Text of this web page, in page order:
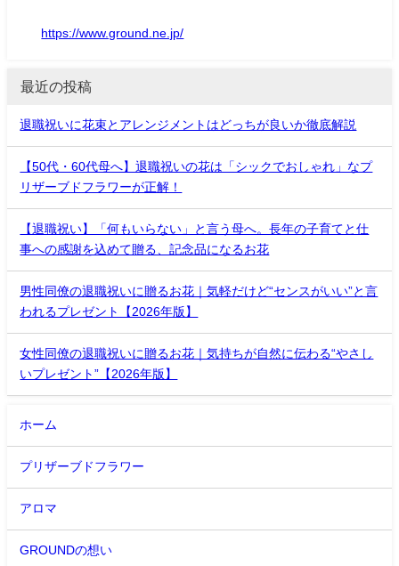
https://www.ground.ne.jp/
最近の投稿
退職祝いに花束とアレンジメントはどっちが良いか徹底解説
【50代・60代母へ】退職祝いの花は「シックでおしゃれ」なプ
リザーブドフラワーが正解！
【退職祝い】「何もいらない」と言う母へ。長年の子育てと仕
事への感謝を込めて贈る、記念品になるお花
男性同僚の退職祝いに贈るお花｜気軽だけど“センスがいい”と言
われるプレゼント【2026年版】
女性同僚の退職祝いに贈るお花｜気持ちが自然に伝わる“やさし
いプレゼント”【2026年版】
ホーム
プリザーブドフラワー
アロマ
GROUNDの想い